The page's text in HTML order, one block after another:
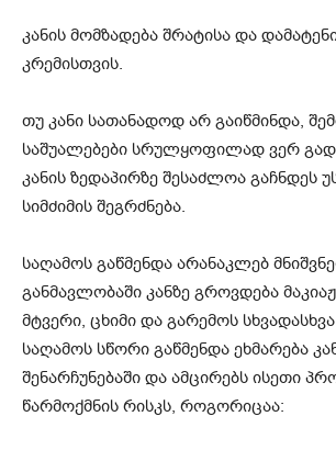
კანის მომზადება შრატისა და
კრემისთვის.
თუ კანი სათანადოდ არ გაიწმინდა,
საშუალებები სრულყოფილად ვერ
კანის ზედაპირზე შესაძლოა გაჩნდეს
სიმძიმის შეგრძნება.
საღამოს გაწმენდა არანაკლებ
განმავლობაში კანზე გროვდება
მტვერი, ცხიმი და გარემოს
საღამოს სწორი გაწმენდა ეხმარება
შენარჩუნებაში და ამცირებს ისეთი
წარმოქმნის რისკს, როგორიცაა: